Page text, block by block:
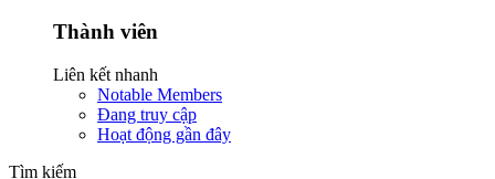
Thành viên
Liên kết nhanh
Notable Members
Đang truy cập
Hoạt động gần đây
Tìm kiếm